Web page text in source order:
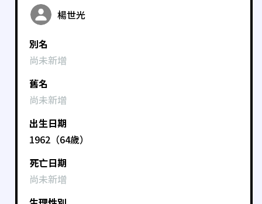
楊世光
別名
尚未新增
舊名
尚未新增
出生日期
1962（64歲）
死亡日期
尚未新增